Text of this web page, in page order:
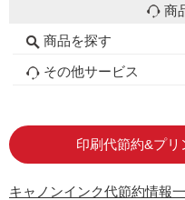
商
商品を探す
初心者用セット
キャノンインク
エプソンインク
ブラザーインク
詰め替えインク
互換インクボトル
互換インクカートリッジ
再生インクカートリッジ
トナーカートリッジ
その他サービス
印刷代節約&プ
キャノンインク代節約情報